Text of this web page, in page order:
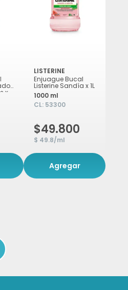
x
LISTERINE
Enjuague Bucal
Listerine Sandía x 1L
1000 ml
CL: 53300
$49.800
$ 49.8/ml
Agregar
of linkedin-in